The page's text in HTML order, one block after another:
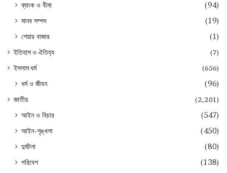
ব্যাংক ও বীমা
(94)
মানব সম্পদ
(19)
শেয়ার বাজার
(1)
ইতিহাস ও ঐতিহ্য
(7)
ইসলাম ধর্ম
(656)
ধর্ম ও জীবন (96)
জাতীয় (2,201)
আইন ও বিচার
(547)
আইন-শৃঙ্খলা
(450)
দুর্ঘটনা
(80)
পরিবেশ
(138)